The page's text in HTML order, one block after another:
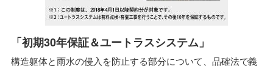
「初期30年保証＆ユートラスシステム」
構造躯体と雨水の侵入を防止する部分について、品確法で義